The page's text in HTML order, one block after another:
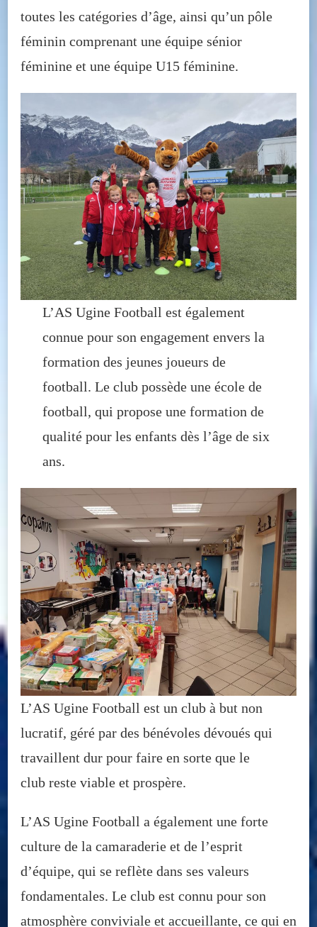
toutes les catégories d’âge, ainsi qu’un pôle
féminin comprenant une équipe sénior
féminine et une équipe U15 féminine.
L’AS Ugine Football est également
connue pour son engagement envers la
formation des jeunes joueurs de
football. Le club possède une école de
football, qui propose une formation de
qualité pour les enfants dès l’âge de six
ans.
L’AS Ugine Football est un club à but non
lucratif, géré par des bénévoles dévoués qui
travaillent dur pour faire en sorte que le
club reste viable et prospère.
L’AS Ugine Football a également une forte
culture de la camaraderie et de l’esprit
d’équipe, qui se reflète dans ses valeurs
fondamentales. Le club est connu pour son
atmosphère conviviale et accueillante, ce qui en